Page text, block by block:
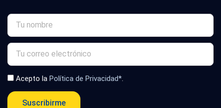
Acepto la Política de Privacidad*
Suscribirme